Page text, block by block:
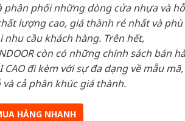
phân phối những dòng cửa nhựa và
lượng cao, giá thành rẻ nhất và
nhu cầu khách hàng. Trên hết,
còn có những chính sách bán
CAO đi kèm với sự đa dạng về mẫu
và cả phân khúc giá thành.
HÀNG NHANH